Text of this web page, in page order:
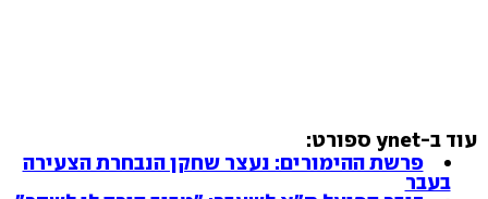
עוד ב-ynet ספורט:
פרשת ההימורים: נעצר שחקן הנבחרת הצעירה
בעבר